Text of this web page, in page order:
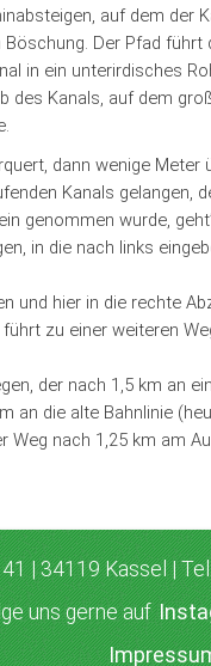
auf dem der
Der Pfad führt
in ein unterirdisches
des Kanals, auf dem
dann wenige Meter
Kanals gelangen,
genommen wurde,
in die nach links
und hier in die rechte
zu einer weiteren
der nach 1,5 km an
an die alte Bahnlinie
nach 1,25 km am
| 34119 Kassel |
uns gerne auf